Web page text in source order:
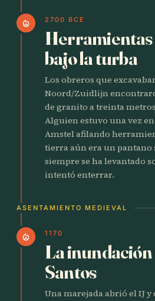
local_fire_department 2700 BCE
Herramientas
bajo la turba
Los obreros que
Noord/Zuidlijn
de granito a treinta
Alguien estuvo una vez
Amstel afilando
tierra aún era un pantano
siempre se ha levantado
intentó enterrar.
ASENTAMIENTO MEDIEVAL
local_fire_department 1170
La inundación
Santos
Una marejada abrió el IJ